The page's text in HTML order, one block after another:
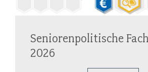
Seniorenpolitische
2026